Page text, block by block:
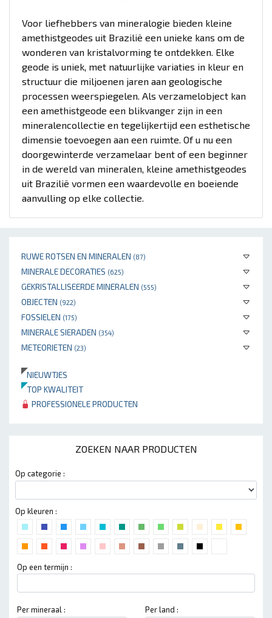
RUWE ROTSEN EN MINERALEN (87)
MINERALE DECORATIES (625)
GEKRISTALLISEERDE MINERALEN (555)
OBJECTEN (922)
FOSSIELEN (175)
MINERALE SIERADEN (354)
METEORIETEN (23)
NIEUWTJES
TOP KWALITEIT
PROFESSIONELE PRODUCTEN
ZOEKEN NAAR PRODUCTEN
Op categorie :
Op kleuren :
Op een termijn :
Per mineraal : Per land :
Voor liefhebbers van mineralogie bieden kleine
amethistgeodes uit Brazilië een unieke kans om de
wonderen van kristalvorming te ontdekken. Elke
geode is uniek, met natuurlijke variaties in kleur en
structuur die miljoenen jaren aan geologische
processen weerspiegelen. Als verzamelobject kan
een amethistgeode een blikvanger zijn in een
mineralencollectie en tegelijkertijd een esthetische
dimensie toevoegen aan een ruimte. Of u nu een
doorgewinterde verzamelaar bent of een beginner
in de wereld van mineralen, kleine amethistgeodes
uit Brazilië vormen een waardevolle en boeiende
aanvulling op elke collectie.